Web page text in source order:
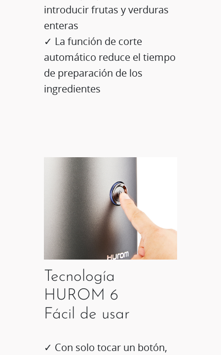
introducir frutas y verduras
enteras
✓ La función de corte
automático reduce el tiempo
de preparación de los
ingredientes
Tecnología
HUROM 6
Fácil de usar
✓ Con solo tocar un botón,